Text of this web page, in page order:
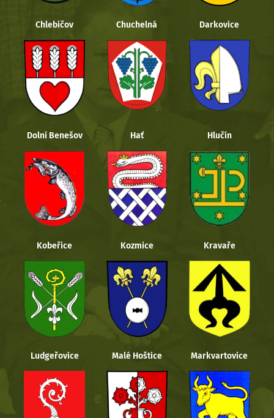
Chlebičov Chuchelná Darkovice
Dolní Benešov Hať Hlučín
Kobeřice Kozmice Kravaře
Ludgeřovice Malé Hoštice Markvartovice